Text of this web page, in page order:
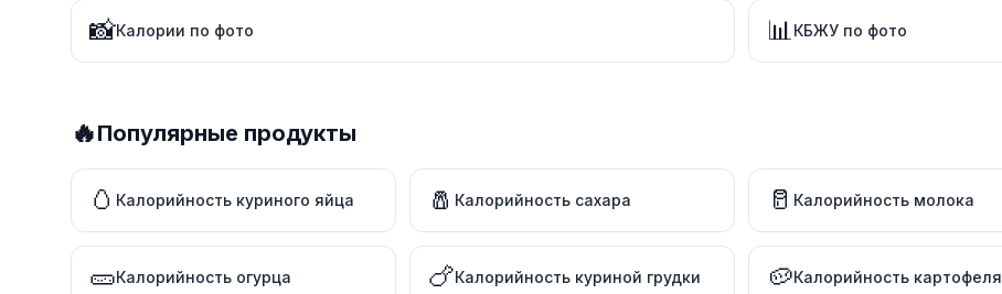
📸Калории по фото 📊КБЖУ по фото
🔥Популярные продукты
🥚 Калорийность куриного яйца 🧂 Калорийность сахара 🥛 Калорийность молока
🥒Калорийность огурца 🍗Калорийность куриной грудки 🥔Калорийность картофеля